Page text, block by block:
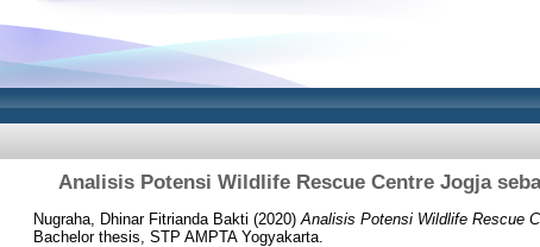
Analisis Potensi Wildlife Rescue Centre Jogja
Nugraha, Dhinar Fitrianda Bakti (2020) Analisis Potensi Wildlife Rescue
Bachelor thesis, STP AMPTA Yogyakarta.